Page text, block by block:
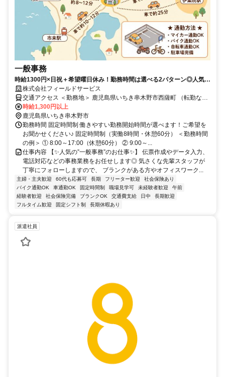
一般事務
時給1300円×日祝＋希望曜日休み！勤務時間は選べる2パターン◎人気の
一般事務のお仕事★未経験・ブランクがある方も丁寧なフォローで安心
です！
株式会社フィールドサービス
交通アクセス ＜勤務地＞ 鹿児島県いちき串木野市西薩町 （転勤な
し！地元で長く落ち着いて働けます） ＜交通アクセス＞ ■JR鹿児島
本線「串木野駅」より車で約8～10分 ■JR鹿児島本線「市来駅」より
車で約10～12分 ★マイカー・バイク・自転車通勤OK（駐車場完備）
薩摩川内市エリア（川内駅から車で約25分） 日置市エリア（伊集院
駅から車で約25分）からも通勤しやすく、 無理なくマイカー通勤で
きる好立地！
時給1,300円以上
鹿児島県いちき串木野市
勤務時間 固定時間制 働きやすい勤務開始時間が選べます！ご希望を
お聞かせください♪ 固定時間制（実働8時間・休憩60分） ＜勤務時間
の例＞ ① 8:00～17:00（休憩60分） ② 9:00～...
仕事内容 【✨️人気の”一般事務”のお仕事✨️】 伝票作成やデータ入力、
電話対応などの事務業務をお任せします◎ 気さくな先輩スタッフが
丁寧にフォローしますので、 ブランクがある方やオフィスワーク...
主婦・主夫歓迎 60代も応募可 長期 フリーター歓迎
社会保険あり
バイク通勤OK
車通勤OK 固定時間制 職場見学可 未経験者歓迎
午前
経験者歓迎
社会保険完備 ブランクOK 交通費支給 日中
長期歓迎
フルタイム歓迎
固定シフト制 長期休暇あり
派遣社員